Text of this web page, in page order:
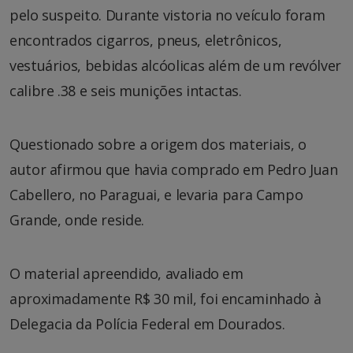
pelo suspeito. Durante vistoria no veículo foram
encontrados cigarros, pneus, eletrônicos,
vestuários, bebidas alcóolicas além de um revólver
calibre .38 e seis munições intactas.
Questionado sobre a origem dos materiais, o
autor afirmou que havia comprado em Pedro Juan
Cabellero, no Paraguai, e levaria para Campo
Grande, onde reside.
O material apreendido, avaliado em
aproximadamente R$ 30 mil, foi encaminhado à
Delegacia da Polícia Federal em Dourados.